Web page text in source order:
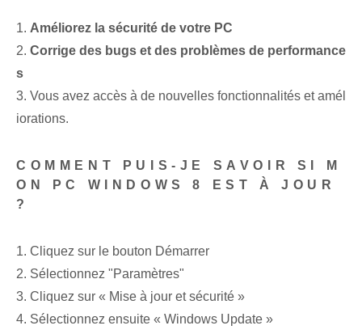
1. Améliorez la sécurité de votre PC
2. Corrige des bugs et des problèmes de performance
s
3. Vous avez accès à de nouvelles fonctionnalités et amél
iorations.
COMMENT PUIS-JE SAVOIR SI M
ON PC WINDOWS 8 EST À JOUR
?
1. Cliquez sur le bouton Démarrer
2. Sélectionnez "Paramètres"
3. Cliquez sur « Mise à jour et sécurité »
4. Sélectionnez ensuite « Windows Update »